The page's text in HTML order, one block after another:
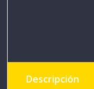
Descripción